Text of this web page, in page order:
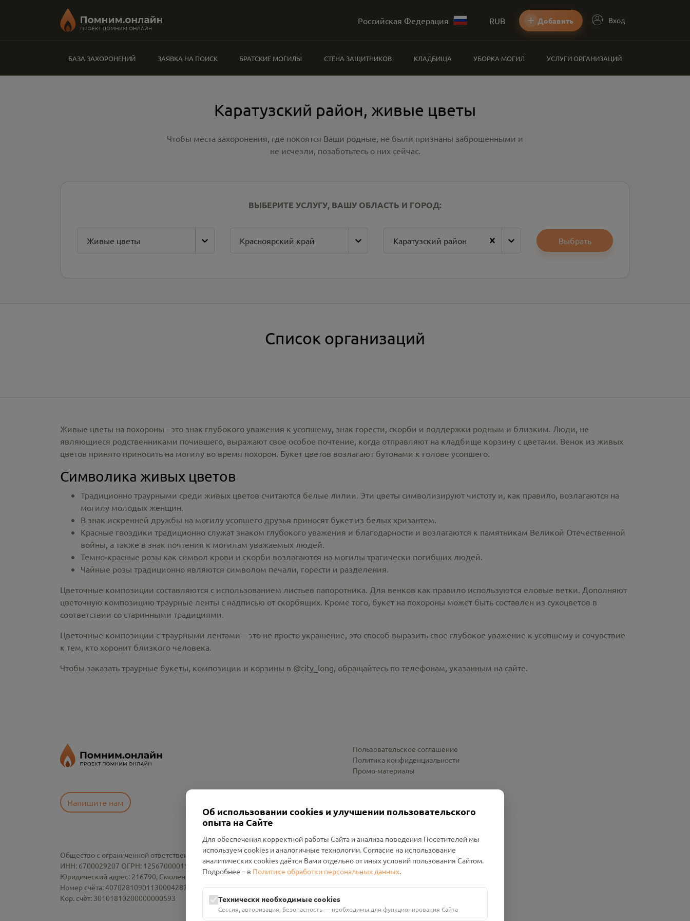
Российская Федерация RUB Добавить Вход
БАЗА ЗАХОРОНЕНИЙ ЗАЯВКА НА ПОИСК БРАТСКИЕ МОГИЛЫ СТЕНА ЗАЩИТНИКОВ КЛАДБИЩА УБОРКА МОГИЛ УСЛУГИ ОРГАНИЗАЦИЙ
Каратузский район, живые цветы
Чтобы места захоронения, где покоятся Ваши родные, не были признаны заброшенными и
не исчезли, позаботьтесь о них сейчас.
ВЫБЕРИТЕ УСЛУГУ, ВАШУ ОБЛАСТЬ И ГОРОД:
Живые цветы Красноярский край Каратузский район Выбрать
Список организаций
Живые цветы на похороны - это знак глубокого уважения к усопшему, знак горести, скорби и поддержки родным и близким. Люди, не
являющиеся родственниками почившего, выражают свое особое почтение, когда отправляют на кладбище корзину с цветами. Венок из живых
цветов принято приносить на могилу во время похорон. Букет цветов возлагают бутонами к голове усопшего.
Символика живых цветов
Традиционно траурными среди живых цветов считаются белые лилии. Эти цветы символизируют чистоту и, как правило, возлагаются на
могилу молодых женщин.
В знак искренней дружбы на могилу усопшего друзья приносят букет из белых хризантем.
Красные гвоздики традиционно служат знаком глубокого уважения и благодарности и возлагаются к памятникам Великой Отечественной
войны, а также в знак почтения к могилам уважаемых людей.
Темно-красные розы как символ крови и скорби возлагаются на могилы трагически погибших людей.
Чайные розы традиционно являются символом печали, горести и разделения.
Цветочные композиции составляются с использованием листьев папоротника. Для венков как правило используются еловые ветки. Дополняют
цветочную композицию траурные ленты с надписью от скорбящих. Кроме того, букет на похороны может быть составлен из сухоцветов в
соответствии со старинными традициями.
Цветочные композиции с траурными лентами – это не просто украшение, это способ выразить свое глубокое уважение к усопшему и сочувствие
к тем, кто хоронит близкого человека.
Чтобы заказать траурные букеты, композиции и корзины в @city_long, обращайтесь по телефонам, указанным на сайте.
Напишите нам
Пользовательское соглашение
Политика конфиденциальности
Промо-материалы
Общество с ограниченной ответственностью «Смоленский Проект Помним»
ИНН: 6700029207 ОГРН: 1256700001986
Юридический адрес: 216790, Смоленская область, р-н Руднянский, г. Рудня, улица Западная, д. 26А, пом. 18
Номер счёта: 40702810901130004287 в АО "АЛЬФА-БАНК"
Кор. счёт: 30101810200000000593
Об использовании cookies и улучшении пользовательского
опыта на Сайте
Для обеспечения корректной работы Сайта и анализа поведения Посетителей мы
используем cookies и аналогичные технологии. Согласие на использование
аналитических cookies даётся Вами отдельно от иных условий пользования Сайтом.
Подробнее – в Политике обработки персональных данных.
Технически необходимые cookies
Сессия, авторизация, безопасность — необходимы для функционирования Сайта